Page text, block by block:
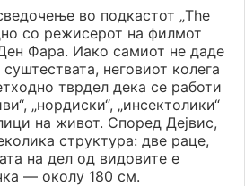
во подкастот „The
со режисерот на филмот
Фара. Иако самиот не даде
неговиот колега
тврдел дека се работи
„нордиски“, „инсектолики“
на живот. Според Дејвис,
структура: две раце,
на дел од видовите е
— околу 180 см.